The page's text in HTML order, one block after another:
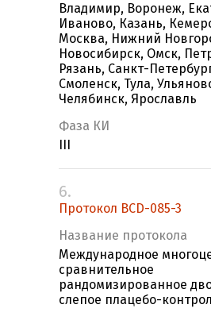
Владимир, Воронеж,
Иваново, Казань,
Москва, Нижний
Новосибирск, Омск,
Рязань, Санкт-
Смоленск, Тула,
Челябинск, Ярославль
Фаза КИ
6.
Протокол BCD-085-3
Название протокола
Международное
сравнительное
рандомизированное
слепое плацебо-